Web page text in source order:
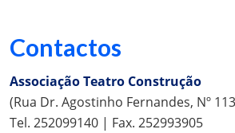
Contactos
Associação Teatro Construção
(Rua Dr. Agostinho Fernandes, Nº
Tel. 252099140 | Fax. 252993905